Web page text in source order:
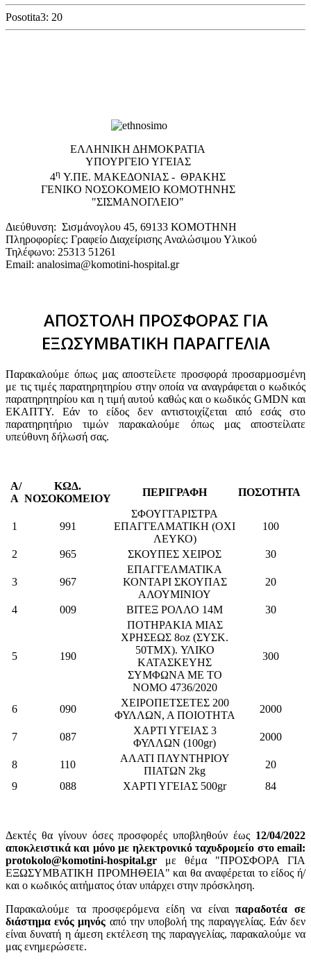
Posotita3: 20
EΛΛΗΝΙΚΗ ΔΗΜΟΚΡΑΤΙΑ
ΥΠΟΥΡΓΕΙΟ ΥΓΕΙΑΣ
4η Υ.ΠΕ. ΜΑΚΕΔΟΝΙΑΣ - ΘΡΑΚΗΣ
ΓΕΝΙΚΟ NΟΣΟΚΟΜΕΙΟ ΚΟΜΟΤΗΝΗΣ
"ΣΙΣΜΑΝΟΓΛΕΙΟ"
Διεύθυνση: Σισμάνογλου 45, 69133 ΚΟΜΟΤΗΝΗ
Πληροφορίες: Γραφείο Διαχείρισης Αναλώσιμου Υλικού
Τηλέφωνο: 25313 51261
Email: analosima@komotini-hospital.gr
ΑΠΟΣΤΟΛΗ ΠΡΟΣΦΟΡΑΣ ΓΙΑ
ΕΞΩΣΥΜΒΑΤΙΚΗ ΠΑΡΑΓΓΕΛΙΑ
Παρακαλούμε όπως μας αποστείλετε προσφορά προσαρμοσμένη
με τις τιμές παρατηρητηρίου στην οποία να αναγράφεται ο κωδικός
παρατηρητηρίου και η τιμή αυτού καθώς και ο κωδικός GMDN και
ΕΚΑΠΤΥ. Εάν το είδος δεν αντιστοιχίζεται από εσάς στο
παρατηρητήριο τιμών παρακαλούμε όπως μας αποστείλατε
υπεύθυνη δήλωσή σας.
Α/
Α
ΚΩΔ.
ΝΟΣΟΚΟΜΕΙΟΥ
ΠΕΡΙΓΡΑΦΗ ΠΟΣΟΤΗΤΑ
1 991
ΣΦΟΥΓΓΑΡΙΣΤΡΑ
ΕΠΑΓΓΕΛΜΑΤΙΚΗ (ΟΧΙ
ΛΕΥΚΟ)
100
2 965 ΣΚΟΥΠΕΣ ΧΕΙΡΟΣ 30
3 967
ΕΠΑΓΓΕΛΜΑΤΙΚΑ
ΚΟΝΤΑΡΙ ΣΚΟΥΠΑΣ
ΑΛΟΥΜΙΝΙΟΥ
20
4 009 ΒΙΤΕΞ ΡΟΛΛΟ 14Μ 30
5 190
ΠΟΤΗΡΑΚΙΑ ΜΙΑΣ
ΧΡΗΣΕΩΣ 8oz (ΣΥΣΚ.
50ΤΜΧ). ΥΛΙΚΟ
ΚΑΤΑΣΚΕΥΗΣ
ΣΥΜΦΩΝΑ ΜΕ ΤΟ
ΝΟΜΟ 4736/2020
300
6 090
ΧΕΙΡΟΠΕΤΣΕΤΕΣ 200
ΦΥΛΛΩΝ, Α ΠΟΙΟΤΗΤΑ
2000
7 087
ΧΑΡΤΙ ΥΓΕΙΑΣ 3
ΦΥΛΛΩΝ (100gr)
2000
8 110
ΑΛΑΤΙ ΠΛΥΝΤΗΡΙΟΥ
ΠΙΑΤΩΝ 2kg
20
9
088 ΧΑΡΤΙ ΥΓΕΙΑΣ 500gr 84
Δεκτές θα γίνουν όσες προσφορές υποβληθούν έως 12/04/2022
αποκλειστικά και μόνο με ηλεκτρονικό ταχυδρομείο στο email:
protokolo@komotini-hospital.gr με θέμα "ΠΡΟΣΦΟΡΑ ΓΙΑ
ΕΞΩΣΥΜΒΑΤΙΚΗ ΠΡΟΜΗΘΕΙΑ" και θα αναφέρεται το είδος ή/
και ο κωδικός αιτήματος όταν υπάρχει στην πρόσκληση.
Παρακαλούμε τα προσφερόμενα είδη να είναιπαραδοτέα σε
διάστημα ενός μηνός από την υποβολή της παραγγελίας. Εάν δεν
είναι δυνατή η άμεση εκτέλεση της παραγγελίας, παρακαλούμε να
μας ενημερώσετε.